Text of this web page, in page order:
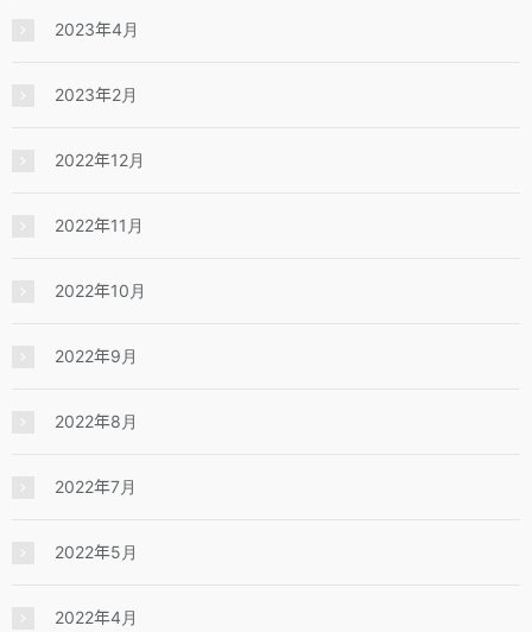
2023年4月
2023年2月
2022年12月
2022年11月
2022年10月
2022年9月
2022年8月
2022年7月
2022年5月
2022年4月